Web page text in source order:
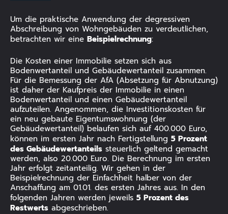
Um die praktische Anwendung der degressiven
Abschreibung von Wohngebäuden zu verdeutlichen,
betrachten wir eine Beispielrechnung:
Die Kosten einer Immobilie setzen sich aus
Bodenwertanteil und Gebäudewertanteil zusammen.
Für die Bemessung der AfA (Absetzung für Abnutzung)
ist daher der Kaufpreis der Immobilie in einen
Bodenwertanteil und einen Gebäudewertanteil
aufzuteilen. Angenommen, die Investitionskosten für
ein neu gebaute Eigentumswohnung (der
Gebäudewertanteil) belaufen sich auf 400.000 Euro,
können im ersten Jahr nach Fertigstellung 5 Prozent
des Gebäudewertanteils steuerlich geltend gemacht
werden, also 20.000 Euro. Die Berechnung im ersten
Jahr erfolgt zeitanteilig. Wir gehen in der
Beispielrechnung der Einfachheit halber von der
Anschaffung am 01.01. des ersten Jahres aus. In den
folgenden Jahren werden jeweils 5 Prozent des
Restwerts abgeschrieben.